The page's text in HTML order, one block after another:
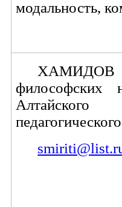
модальность,
ХАМИДОВ
философских
Алтайского